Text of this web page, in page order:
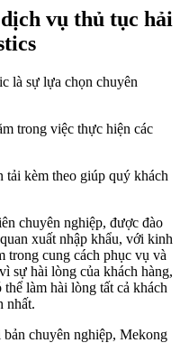
vụ thủ tục hải
là sự lựa chọn chuyên
trong việc thực hiện các
tải kèm theo giúp quý khách
chuyên nghiệp, được đào
xuất nhập khẩu, với kinh
trong cung cách phục vụ và
sự hài lòng của khách hàng,
làm hài lòng tất cả khách
nhất.
bản chuyên nghiệp, Mekong